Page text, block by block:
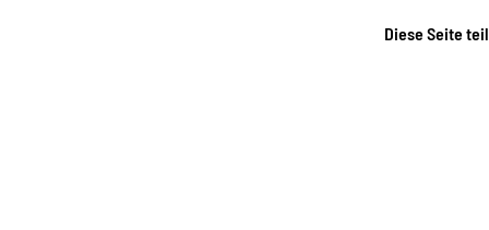
Diese Seite